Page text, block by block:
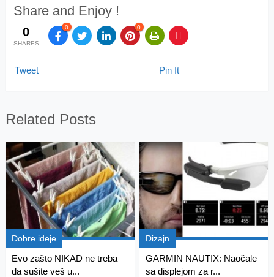
Share and Enjoy !
0
SHARES
0 0
Tweet Pin It
Related Posts
Dobre ideje
Evo zašto NIKAD ne treba
da sušite veš u...
Dizajn
GARMIN NAUTIX: Naočale
sa displejom za r...